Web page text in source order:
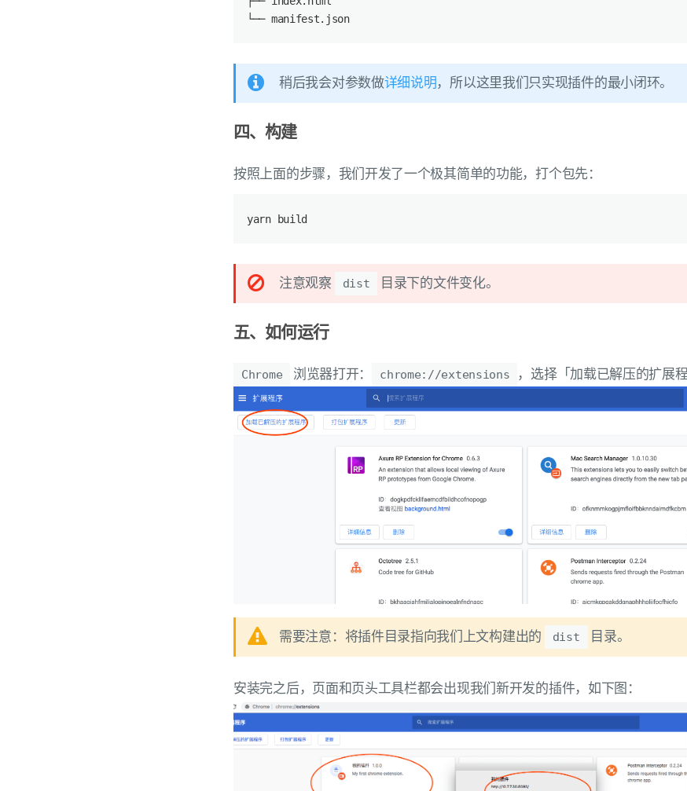
└── manifest.json
稍后我会对参数做详细说明，所以这里我们只实现插件的最小闭环。
四、构建
按照上面的步骤，我们开发了一个极其简单的功能，打个包先：
yarn build
注意观察 dist 目录下的文件变化。
五、如何运行
Chrome 浏览器打开： chrome://extensions ，选择「加载已解压的扩展
需要注意：将插件目录指向我们上文构建出的 dist 目录。
安装完之后，页面和页头工具栏都会出现我们新开发的插件，如下图：